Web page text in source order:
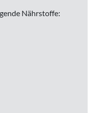
Nährstoffe: